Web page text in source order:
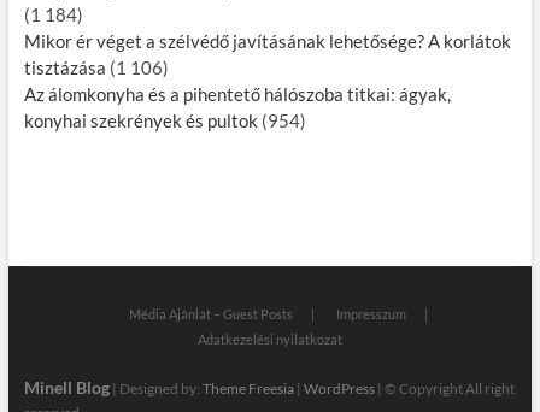
(1 184)
Mikor ér véget a szélvédő javításának lehetősége? A korlátok
tisztázása (1 106)
Az álomkonyha és a pihentető hálószoba titkai: ágyak,
konyhai szekrények és pultok (954)
Média Ajánlat – Guest Posts
Impresszum
Adatkezelési nyilatkozat
Minell Blog| Designed by: Theme Freesia| WordPress| © Copyright All right